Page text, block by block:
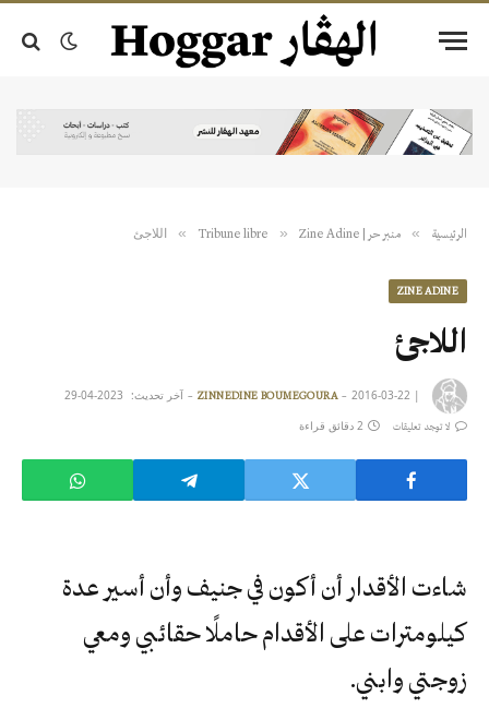
الرئيسية » منبر حر | Tribune libre » Zine Adine
» اللاجئ
ZINE ADINE
اللاجئ
|
ZINNEDINE BOUMEGOURA 2016-03-22 آخر تحديث: 2023-04-29
لا توجد تعليقات 2 دقائق قراءة
شاءت الأقدار أن أكون في جنيف وأن أسير عدة
كيلومترات على الأقدام حاملًا حقائبي ومعي
زوجتي وابني.